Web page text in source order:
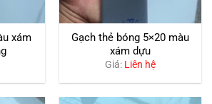
xám
Gạch thẻ bóng 5×20 màu
xám dựu
Giá: Liên hệ